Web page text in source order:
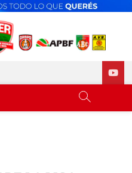
BÁSQUET
RÍOS